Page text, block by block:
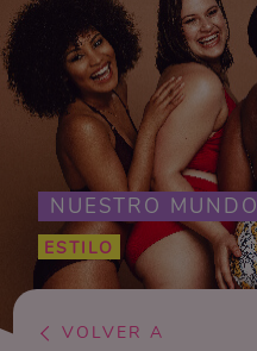
NUESTRO MUNDO
ESTILO
VOLVER A